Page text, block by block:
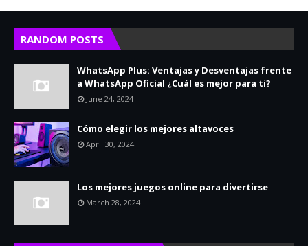
RANDOM POSTS
WhatsApp Plus: Ventajas y Desventajas frente
a WhatsApp Oficial ¿Cuál es mejor para ti?
June 24, 2024
Cómo elegir los mejores altavoces
April 30, 2024
Los mejores juegos online para divertirse
March 28, 2024